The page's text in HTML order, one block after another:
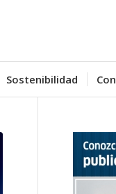
Sostenibilidad